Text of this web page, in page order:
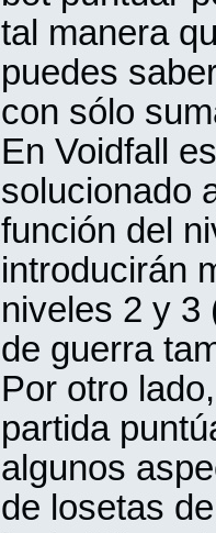
tal manera
puedes
con sólo
En Voidfall
solucionado
función del
introducirán
niveles 2 y 3
de guerra
Por otro
partida
algunos
de losetas